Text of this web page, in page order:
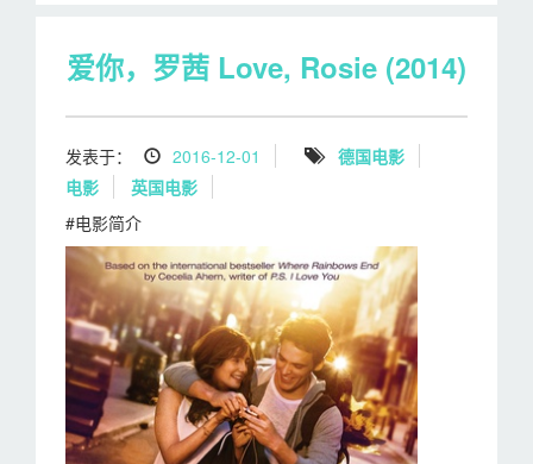
爱你，罗茜 Love, Rosie (2014)
发表于： 2016-12-01
德国电影
电影
英国电影
#电影简介